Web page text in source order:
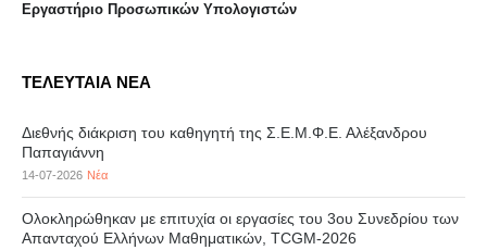
Eργαστήριo Προσωπικών Υπολογιστών
ΤΕΛΕΥΤΑΙΑ ΝΕΑ
Διεθνής διάκριση του καθηγητή της Σ.Ε.Μ.Φ.Ε. Αλέξανδρου
Παπαγιάννη
14-07-2026 Νέα
Ολοκληρώθηκαν με επιτυχία οι εργασίες του 3ου Συνεδρίου των
Απανταχού Ελλήνων Μαθηματικών, TCGM-2026